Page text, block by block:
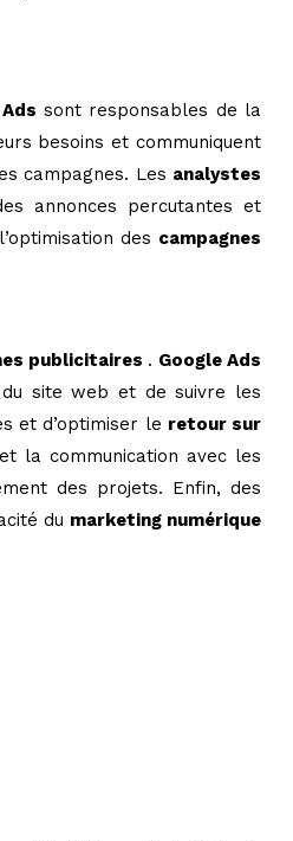
sont responsables de la
besoins et communiquent
campagnes. Les analystes
annonces percutantes et
des campagnes
publicitaires . Google Ads
site web et de suivre les
et d’optimiser le retour sur
la communication avec les
des projets. Enfin, des
du marketing numérique